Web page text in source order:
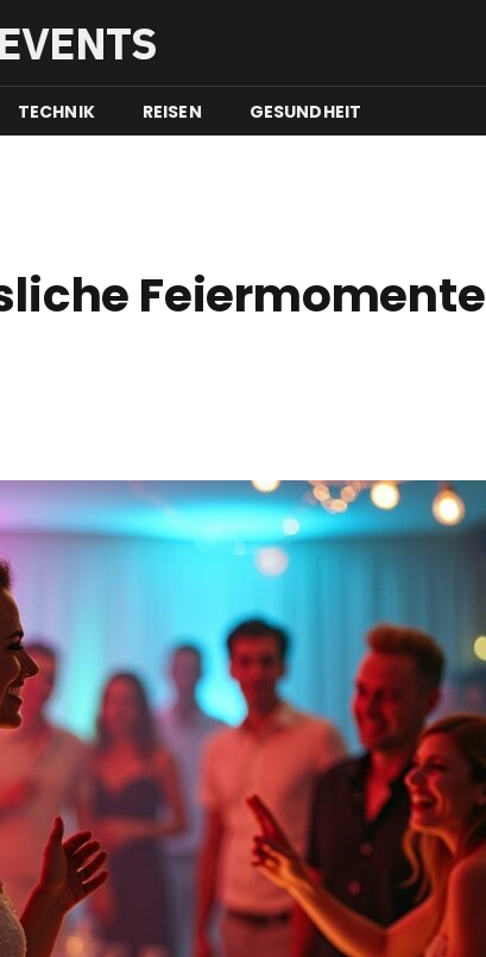
TECHNIK REISEN GESUNDHEIT
Feiermomente